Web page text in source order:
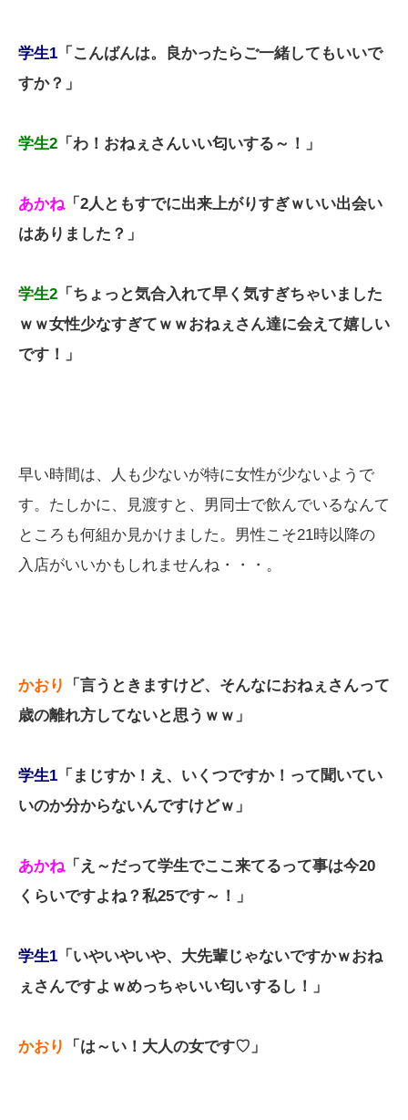
学生1 「こんばんは。良かったらご一緒してもいいで
すか？」
学生2 「わ！おねぇさんいい匂いする～！」
あかね 「2人ともすでに出来上がりすぎｗいい出会い
はありました？」
学生2 「ちょっと気合入れて早く気すぎちゃいました
ｗｗ女性少なすぎてｗｗおねぇさん達に会えて嬉しい
です！」
早い時間は、人も少ないが特に女性が少ないようで
す。たしかに、見渡すと、男同士で飲んでいるなんて
ところも何組か見かけました。男性こそ21時以降の
入店がいいかもしれませんね・・・。
かおり
「言うときますけど、そんなにおねぇさんって
歳の離れ方してないと思うｗｗ」
学生1 「まじすか！え、いくつですか！って聞いてい
いのか分からないんですけどｗ」
あかね 「え～だって学生でここ来てるって事は今20
くらいですよね？私25です～！」
学生1 「いやいやいや、大先輩じゃないですかｗおね
ぇさんですよｗめっちゃいい匂いするし！」
かおり 「は～い！大人の女です♡」